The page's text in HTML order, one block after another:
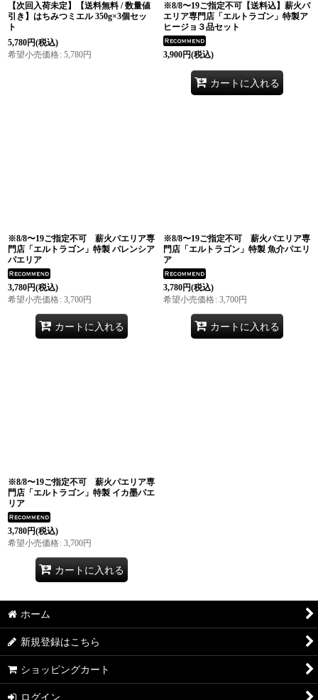
【次回入荷未定】【送料無料 / 数量値
引き】はちみつミエル 350g×3個セッ
ト
5,780円(税込)
希望小売価格: 5,780円
※8/8〜19ご指定不可【送料込】薪火パ
エリア専門店「エルトラゴン」特製ア
ヒージョ３品セット
3,900円(税込)
カートに入れる
※8/8〜19ご指定不可 薪火パエリア専
門店「エルトラゴン」特製 バレンシア
パエリア
3,780円(税込)
希望小売価格: 3,700円
カートに入れる
※8/8〜19ご指定不可 薪火パエリア専
門店「エルトラゴン」特製 魚介パエリ
ア
3,780円(税込)
希望小売価格: 3,700円
カートに入れる
※8/8〜19ご指定不可 薪火パエリア専
門店「エルトラゴン」特製 イカ墨パエ
リア
3,780円(税込)
希望小売価格: 3,700円
カートに入れる
ホーム
新規登録はこちら
ショッピングカート
ログイン